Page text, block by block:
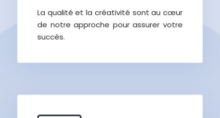
La qualité et la créativité sont au cœur
de notre approche pour assurer votre
succès.